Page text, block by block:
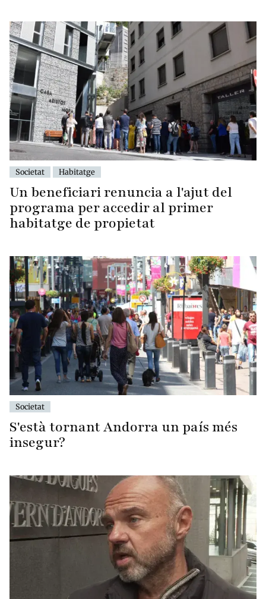
Societat Habitatge
Un beneficiari renuncia a l'ajut del
programa per accedir al primer
habitatge de propietat
Societat
S'està tornant Andorra un país més
insegur?